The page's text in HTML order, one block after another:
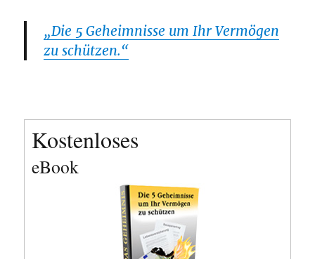
„Die 5 Geheimnisse um Ihr Vermögen
zu schützen.“
Kostenloses
eBook